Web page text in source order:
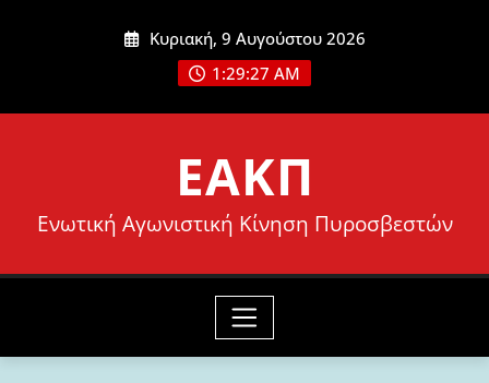
Κυριακή, 9 Αυγούστου 2026
1:29:29 AM
ΕΑΚΠ
Ενωτική Αγωνιστική Κίνηση Πυροσβεστών